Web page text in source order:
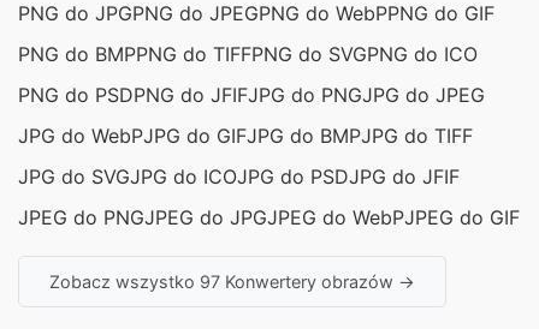
PNG do JPGPNG do JPEGPNG do WebPPNG do GIF
PNG do BMPPNG do TIFFPNG do SVGPNG do ICO
PNG do PSDPNG do JFIFJPG do PNGJPG do JPEG
JPG do WebPJPG do GIFJPG do BMPJPG do TIFF
JPG do SVGJPG do ICOJPG do PSDJPG do JFIF
JPEG do PNGJPEG do JPGJPEG do WebPJPEG do GIF
Zobacz wszystko 97 Konwertery obrazów →